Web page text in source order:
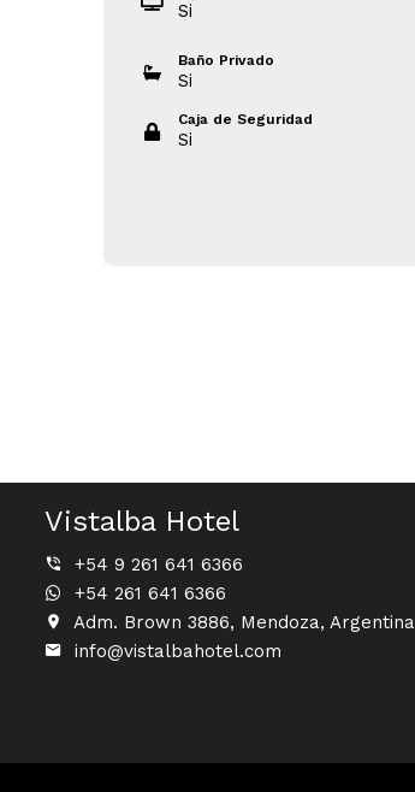
Si
Baño Privado
Si
Caja de Seguridad
Si
Vistalba Hotel
+54 9 261 641 6366
+54 261 641 6366
Adm. Brown 3886, Mendoza, Argentina
info@vistalbahotel.com